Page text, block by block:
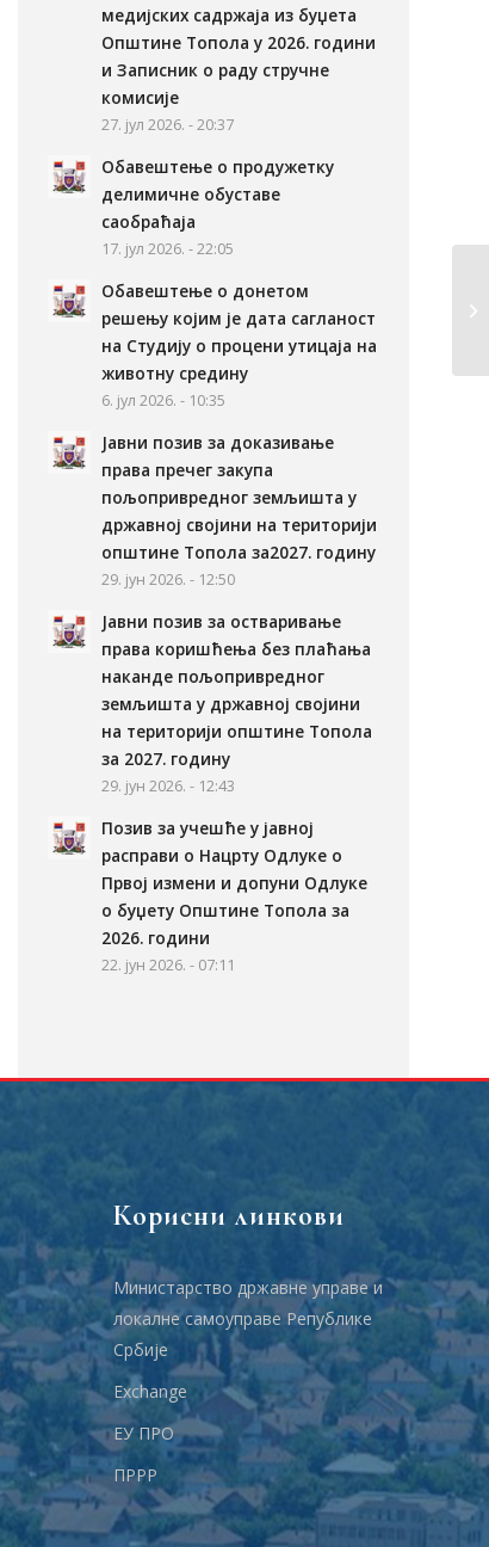
медијских садржаја из буџета
Општине Топола у 2026. години
и Записник о раду стручне
комисије
27. јул 2026. - 20:37
Обавештење о продужетку
делимичне обуставе
саобраћаја
17. јул 2026. - 22:05
Обавештење о донетом
решењу којим је дата сагланост
на Студију о процени утицаја на
животну средину
6. јул 2026. - 10:35
Јавни позив за доказивање
права пречег закупа
пољопривредног земљишта у
државној својини на територији
општине Топола за2027. годину
29. јун 2026. - 12:50
Јавни позив за остваривање
права коришћења без плаћања
наканде пољопривредног
земљишта у државној својини
на територији општине Топола
за 2027. годину
29. јун 2026. - 12:43
Позив за учешће у јавној
расправи о Нацрту Одлуке о
Првој измени и допуни Одлуке
о буџету Општине Топола за
2026. години
22. јун 2026. - 07:11
Корисни линкови
Министарство државне управе и
локалне самоуправе Републике
Србије
Еxchange
ЕУ ПРО
ПРРР